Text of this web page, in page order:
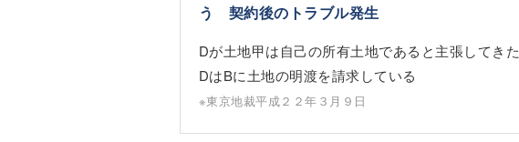
う 契約後のトラブル発生
Dが土地甲は自己の所有土地であると主張してきた
DはBに土地の明渡を請求している
※東京地裁平成２２年３月９日